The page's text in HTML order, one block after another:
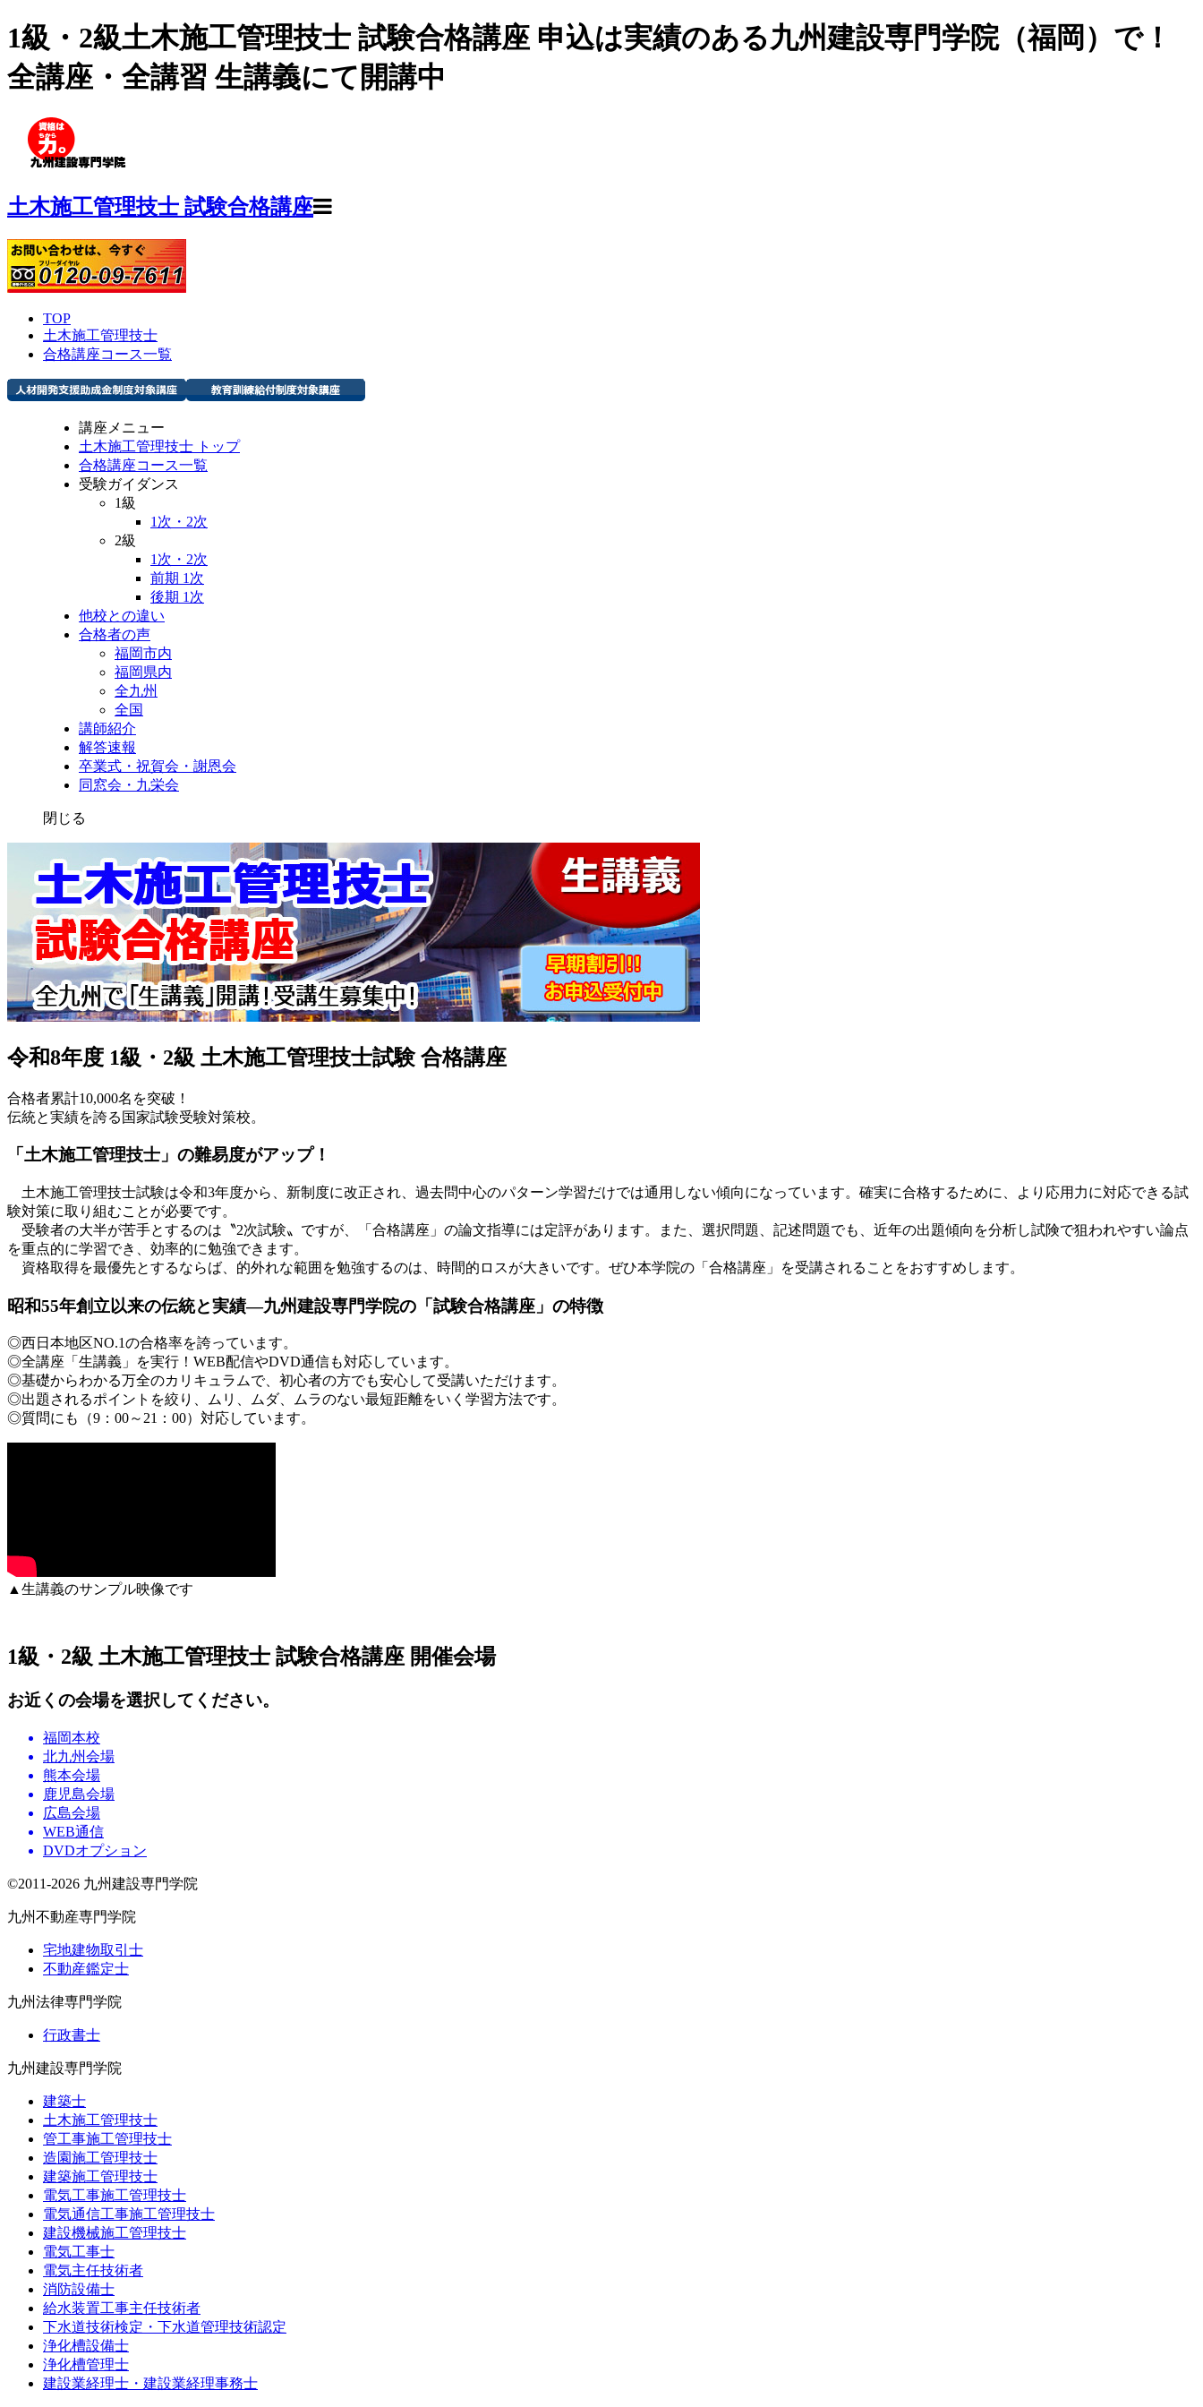
1級・2級土木施工管理技士 試験合格講座 申込は実績のある九州建設専門学院（福岡）で！
全講座・全講習 生講義にて開講中
土木施工管理技士 試験合格講座
TOP
土木施工管理技士
合格講座コース一覧
講座メニュー
土木施工管理技士 トップ
合格講座コース一覧
受験ガイダンス
1級
1次・2次
2級
1次・2次
前期 1次
後期 1次
他校との違い
合格者の声
福岡市内
福岡県内
全九州
全国
講師紹介
解答速報
卒業式・祝賀会・謝恩会
同窓会・九栄会
閉じる
令和8年度 1級・2級 土木施工管理技士試験 合格講座
合格者累計10,000名を突破！
伝統と実績を誇る国家試験受験対策校。
「土木施工管理技士」の難易度がアップ！
土木施工管理技士試験は令和3年度から、新制度に改正され、過去問中心のパターン学習だけでは通用しない傾向になっています。確実に合格するために、より応用力に対応できる試
験対策に取り組むことが必要です。
受験者の大半が苦手とするのは〝2次試験〟ですが、「合格講座」の論文指導には定評があります。また、選択問題、記述問題でも、近年の出題傾向を分析し試険で狙われやすい論点
を重点的に学習でき、効率的に勉強できます。
資格取得を最優先とするならば、的外れな範囲を勉強するのは、時間的ロスが大きいです。ぜひ本学院の「合格講座」を受講されることをおすすめします。
昭和55年創立以来の伝統と実績―九州建設専門学院の「試験合格講座」の特徴
◎西日本地区NO.1の合格率を誇っています。
◎全講座「生講義」を実行！WEB配信やDVD通信も対応しています。
◎基礎からわかる万全のカリキュラムで、初心者の方でも安心して受講いただけます。
◎出題されるポイントを絞り、ムリ、ムダ、ムラのない最短距離をいく学習方法です。
◎質問にも（9：00～21：00）対応しています。
▲生講義のサンプル映像です
1級・2級 土木施工管理技士 試験合格講座 開催会場
お近くの会場を選択してください。
福岡本校
北九州会場
熊本会場
鹿児島会場
広島会場
WEB通信
DVDオプション
©2011-2026 九州建設専門学院
九州不動産専門学院
宅地建物取引士
不動産鑑定士
九州法律専門学院
行政書士
九州建設専門学院
建築士
土木施工管理技士
管工事施工管理技士
造園施工管理技士
建築施工管理技士
電気工事施工管理技士
電気通信工事施工管理技士
建設機械施工管理技士
電気工事士
電気主任技術者
消防設備士
給水装置工事主任技術者
下水道技術検定・下水道管理技術認定
浄化槽設備士
浄化槽管理士
建設業経理士・建設業経理事務士